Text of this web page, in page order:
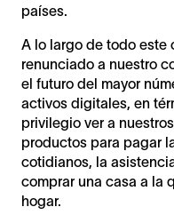
países.
A lo largo de todo este
renunciado a nuestro
el futuro del mayor
activos digitales, en
privilegio ver a
productos para pagar
cotidianos, la
comprar una casa a la
hogar.